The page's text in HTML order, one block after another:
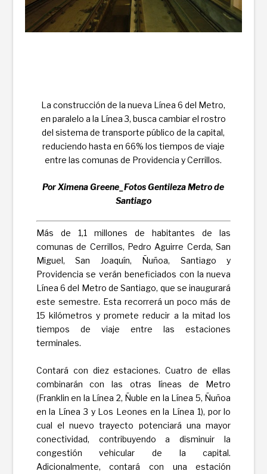
La construcción de la nueva Línea 6 del Metro,
en paralelo a la Línea 3, busca cambiar el rostro
del sistema de transporte público de la capital,
reduciendo hasta en 66% los tiempos de viaje
entre las comunas de Providencia y Cerrillos.
Por Ximena Greene_Fotos Gentileza Metro de
Santiago
Más de 1,1 millones de habitantes de las
comunas de Cerrillos, Pedro Aguirre Cerda, San
Miguel, San Joaquín, Ñuñoa, Santiago y
Providencia se verán beneficiados con la nueva
Línea 6 del Metro de Santiago, que se inaugurará
este semestre. Esta recorrerá un poco más de
15 kilómetros y promete reducir a la mitad los
tiempos de viaje entre las estaciones
terminales.
Contará con diez estaciones. Cuatro de ellas
combinarán con las otras líneas de Metro
(Franklin en la Línea 2, Ñuble en la Línea 5, Ñuñoa
en la Línea 3 y Los Leones en la Línea 1), por lo
cual el nuevo trayecto potenciará una mayor
conectividad, contribuyendo a disminuir la
congestión vehicular de la capital.
Adicionalmente, contará con una estación